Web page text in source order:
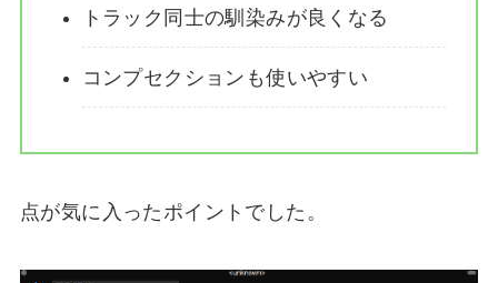
トラック同士の馴染みが良くなる
コンプセクションも使いやすい
点が気に入ったポイントでした。